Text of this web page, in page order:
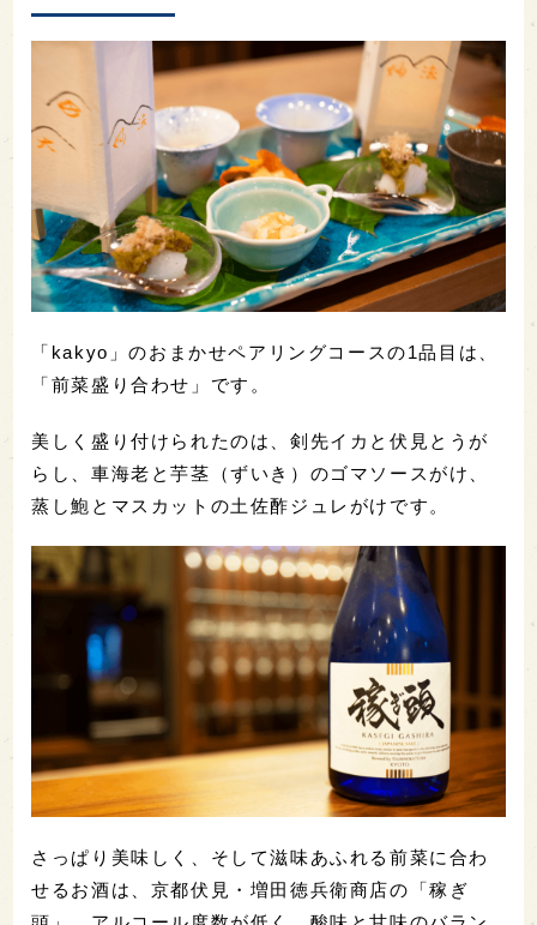
「kakyo」のおまかせペアリングコースの1品目は、
「前菜盛り合わせ」です。
美しく盛り付けられたのは、剣先イカと伏見とうが
らし、車海老と芋茎（ずいき）のゴマソースがけ、
蒸し鮑とマスカットの土佐酢ジュレがけです。
さっぱり美味しく、そして滋味あふれる前菜に合わ
せるお酒は、京都伏見・増田徳兵衛商店の「稼ぎ